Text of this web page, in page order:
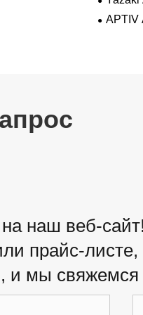
APTIV
наш веб-
прайс-
и мы